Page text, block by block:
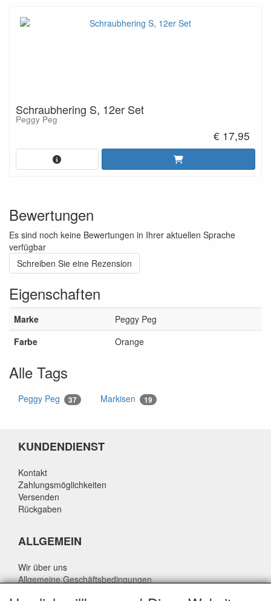
Schraubhering S, 12er Set
Peggy Peg
€ 17,95
Bewertungen
Es sind noch keine Bewertungen in Ihrer aktuellen Sprache
verfügbar
Schreiben Sie eine Rezension
Eigenschaften
Marke
Peggy Peg
Farbe
Orange
Alle Tags
Peggy Peg 37 Markisen 19
KUNDENDIENST
Kontakt
Zahlungsmöglichkeiten
Versenden
Rückgaben
ALLGEMEIN
Wir über uns
Allgemeine Geschäftsbedingungen